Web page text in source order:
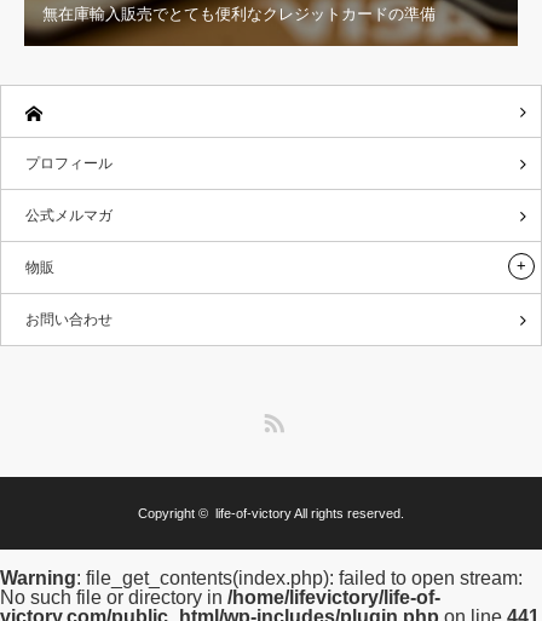
無在庫輸入販売でとても便利なクレジットカードの準備
プロフィール
公式メルマガ
物販
お問い合わせ
Copyright © life-of-victoryAll rights reserved.
Warning: file_get_contents(index.php): failed to open stream:
No such file or directory in /home/lifevictory/life-of-
victory.com/public_html/wp-includes/plugin.php on line 441